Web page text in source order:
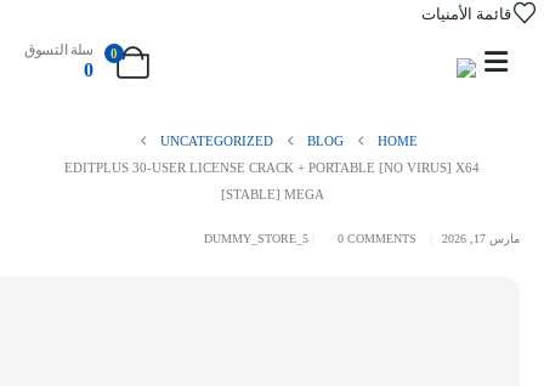
قائمة الأمنيات
0 سلة التسوق
0
HOME
BLOG
UNCATEGORIZED
EDITPLUS 30-USER LICENSE CRACK + PORTABLE [NO VIRUS] X64
[STABLE] MEGA
مارس 17, 2026 DUMMY_STORE_5 0 COMMENTS